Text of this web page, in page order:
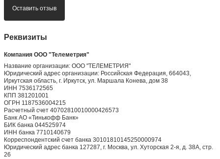
Оставить отзыв
Реквизиты
Компания ООО "Телеметрия"
Название организации: ООО "ТЕЛЕМЕТРИЯ"
Юридический адрес организации: Российская Федерация, 664043,
Иркутская область, г. Иркутск, ул. Маршала Конева, дом 38
ИНН 7536172565
КПП 381201001
ОГРН 1187536004215
Расчетный счет 40702810010000426573
Банк АО «Тинькофф Банк»
БИК банка 044525974
ИНН банка 7710140679
Корреспондентский счет банка 30101810145250000974
Юридический адрес банка 127287, г. Москва, ул. Хуторская 2-я, д. 38А, стр.
26